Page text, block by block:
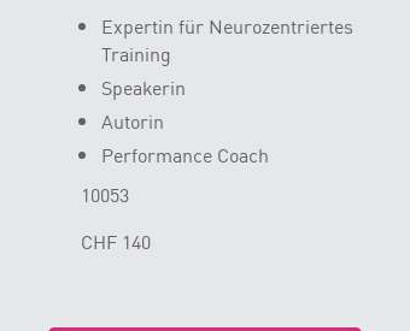
Expertin für Neurozentriertes
Training
Speakerin
Autorin
Performance Coach
10053
CHF 140